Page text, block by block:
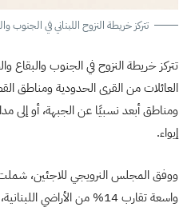
تتركز خريطة النزوح اللبناني في الجنوب
تتركز خريطة النزوح في الجنوب والبقاع
العائلات من القرى الحدودية ومناطق
ومناطق أبعد نسبيًا عن الجبهة، أو إلى
إيواء.
ووفق المجلس النرويجي للاجئين، شملت
واسعة تقارب 14% من الأراضي